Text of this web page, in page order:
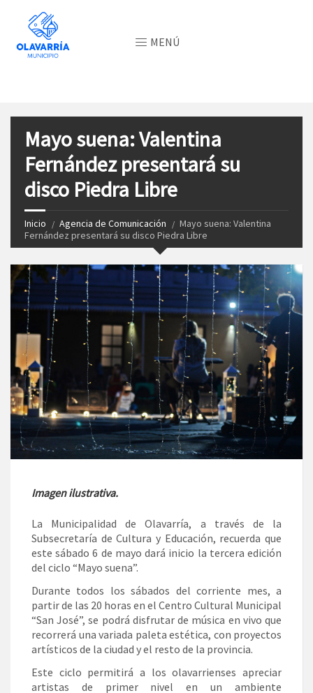
MENÚ
Mayo suena: Valentina
Fernández presentará su
disco Piedra Libre
Inicio Agencia de Comunicación
Mayo suena: Valentina
Fernández presentará su disco Piedra Libre
Imagen ilustrativa.
La Municipalidad de Olavarría, a través de la
Subsecretaría de Cultura y Educación, recuerda que
este sábado 6 de mayo dará inicio la tercera edición
del ciclo “Mayo suena”.
Durante todos los sábados del corriente mes, a
partir de las 20 horas en el Centro Cultural Municipal
“San José”, se podrá disfrutar de música en vivo que
recorrerá una variada paleta estética, con proyectos
artísticos de la ciudad y el resto de la provincia.
Este ciclo permitirá a los olavarrienses apreciar
artistas de primer nivel en un ambiente